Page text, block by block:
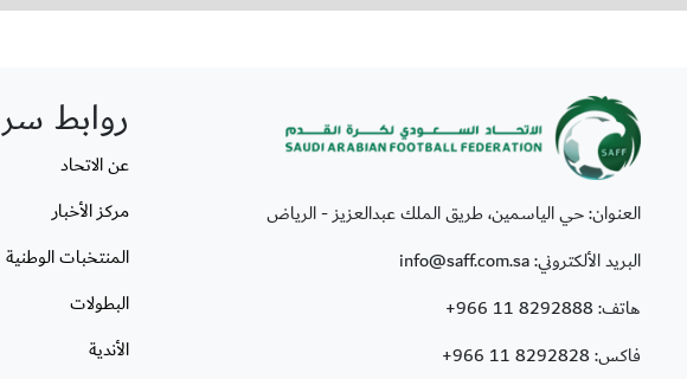
العنوان: حي الياسمين، طريق الملك عبدالعزيز - الرياض
البريد الألكتروني: info@saff.com.sa
هاتف:+966 11 8292888
فاكس:+966 11 8292828
روابط
عن الاتحاد
مركز الأخبار
المنتخبات الوطنية
البطولات
الأندية